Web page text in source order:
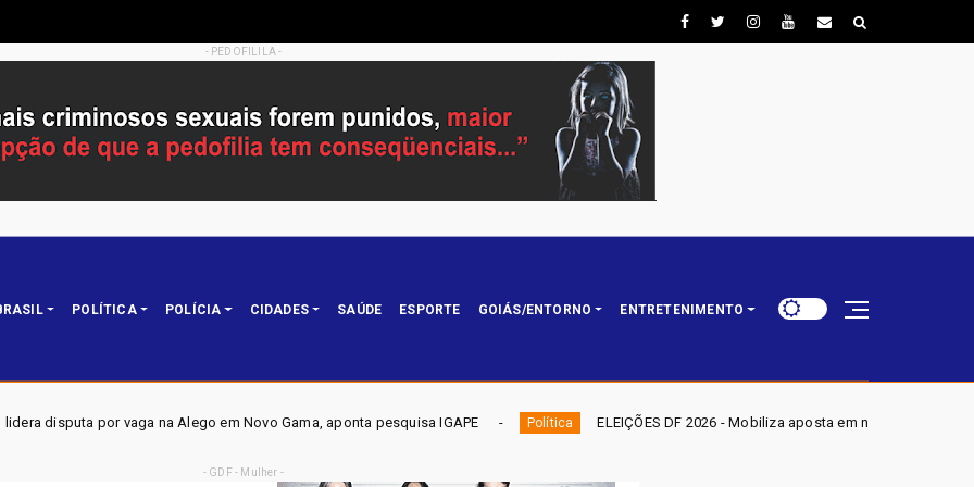
- PEDOFILILA -
POLÍTICA POLÍCIA CIDADES SAÚDE ESPORTE GOIÁS/ENTORNO ENTRETENIMENTO
em Novo Gama, aponta pesquisa IGAPE Política ELEIÇÕES DF 2026 - Mobiliza aposta em nominata completa e mira eleger três
- GDF - Mulher -